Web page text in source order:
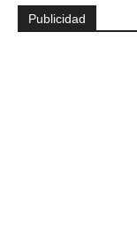
Publicidad